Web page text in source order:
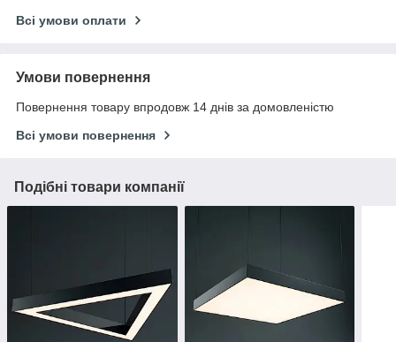
Всі умови оплати
Умови повернення
Повернення товару впродовж 14 днів за домовленістю
Всі умови повернення
Подібні товари компанії